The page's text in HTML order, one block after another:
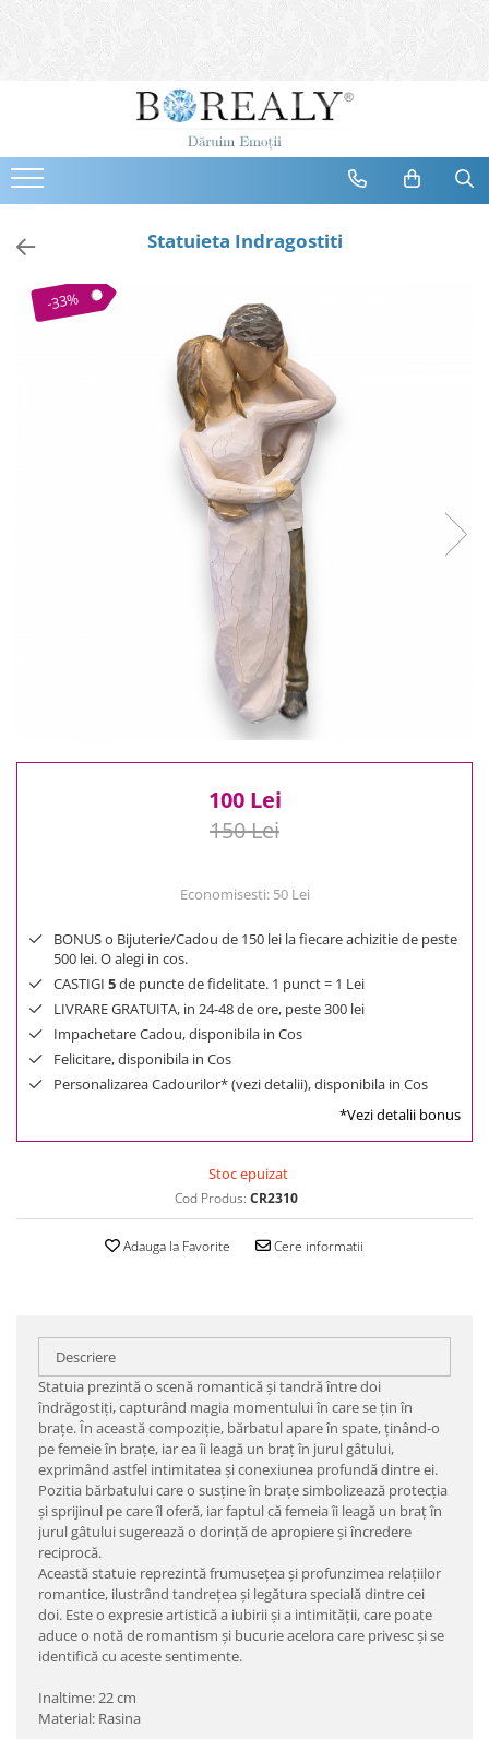
Bijuterii
Cercei
Bratari
Coliere
Brose
Tiare
300 Lei - 500 Lei
Statuieta Indragostiti
-33%
100 Lei
150 Lei
Economisesti: 50 Lei
BONUS o Bijuterie/Cadou de 150 lei la fiecare achizitie de peste
500 lei. O alegi in cos.
CASTIGI 5de puncte de fidelitate. 1 punct = 1 Lei
LIVRARE GRATUITA, in 24-48 de ore, peste 300 lei
Impachetare Cadou, disponibila in Cos
Felicitare, disponibila in Cos
Personalizarea Cadourilor* (vezi detalii), disponibila in Cos
*Vezi detalii bonus
Stoc epuizat
Cod Produs: CR2310
Adauga la Favorite Cere informatii
Descriere
Statuia prezintă o scenă romantică și tandră între doi
îndrăgostiți, capturând magia momentului în care se țin în
brațe. În această compoziție, bărbatul apare în spate, ținând-o
pe femeie în brațe, iar ea îi leagă un braț în jurul gâtului,
exprimând astfel intimitatea și conexiunea profundă dintre ei.
Pozitia bărbatului care o susține în brațe simbolizează protecția
și sprijinul pe care îl oferă, iar faptul că femeia îi leagă un braț în
jurul gâtului sugerează o dorință de apropiere și încredere
reciprocă.
Această statuie reprezintă frumusețea și profunzimea relațiilor
romantice, ilustrând tandrețea și legătura specială dintre cei
doi. Este o expresie artistică a iubirii și a intimității, care poate
aduce o notă de romantism și bucurie acelora care privesc și se
identifică cu aceste sentimente.
Inaltime: 22 cm
Material: Rasina